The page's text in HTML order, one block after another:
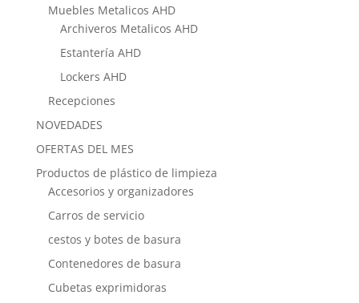
Muebles Metalicos AHD
Archiveros Metalicos AHD
Estantería AHD
Lockers AHD
Recepciones
NOVEDADES
OFERTAS DEL MES
Productos de plástico de limpieza
Accesorios y organizadores
Carros de servicio
cestos y botes de basura
Contenedores de basura
Cubetas exprimidoras